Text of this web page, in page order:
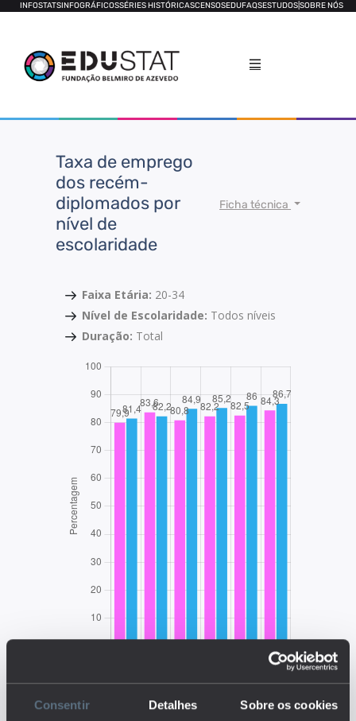
Consentir Detalhes Sobre os cookies
INFOSTATSINFOGRÁFICOSSÉRIES HISTÓRICASCENSOSEDUFAQSESTUDOSSOBRE NÓS
Taxa de emprego
dos recém-
diplomados por
nível de
escolaridade
Ficha técnica
Faixa Etária: 20-34
Nível de Escolaridade: Todos níveis
Duração: Total
EDUSTAT 2026